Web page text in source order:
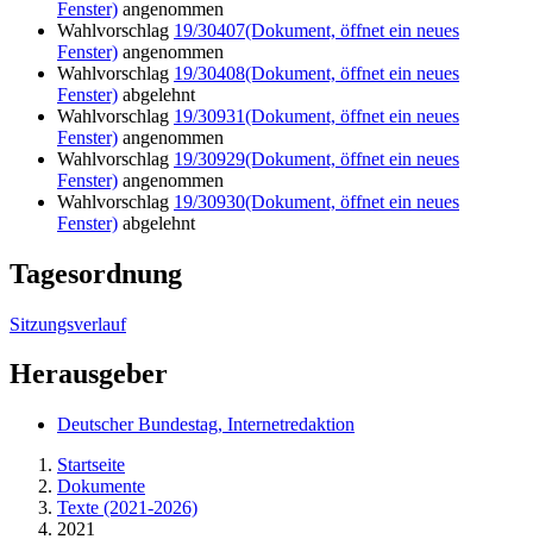
Fenster) angenommen
Wahlvorschlag 19/30407(Dokument, öffnet ein neues
Fenster) angenommen
Wahlvorschlag 19/30408(Dokument, öffnet ein neues
Fenster) abgelehnt
Wahlvorschlag 19/30931(Dokument, öffnet ein neues
Fenster) angenommen
Wahlvorschlag 19/30929(Dokument, öffnet ein neues
Fenster) angenommen
Wahlvorschlag 19/30930(Dokument, öffnet ein neues
Fenster) abgelehnt
Tagesordnung
Sitzungsverlauf
Herausgeber
Deutscher Bundestag, Internetredaktion
Startseite
Dokumente
Texte (2021-2026)
2021